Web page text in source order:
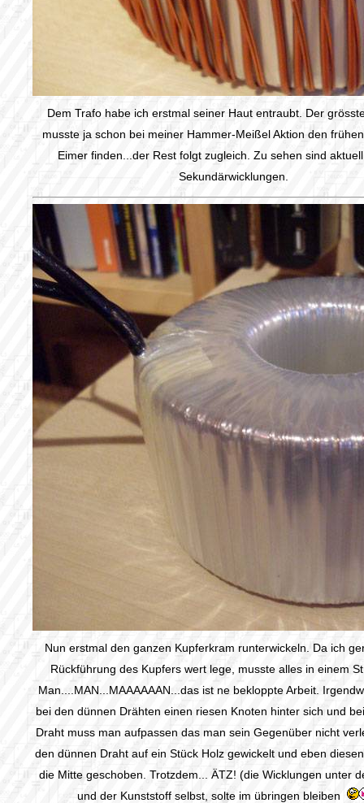
Dem Trafo habe ich erstmal seiner Haut entraubt. Der
musste ja schon bei meiner Hammer-Meißel Aktion den
Eimer finden...der Rest folgt zugleich. Zu sehen sind
Sekundärwicklungen.
Nun erstmal den ganzen Kupferkram runterwickeln. Da ich
Rückführung des Kupfers wert lege, musste alles in einem
Man....MAN...MAAAAAAN...das ist ne bekloppte Arbeit.
bei den dünnen Drähten einen riesen Knoten hinter sich und
Draht muss man aufpassen das man sein Gegenüber nicht
den dünnen Draht auf ein Stück Holz gewickelt und eben
die Mitte geschoben. Trotzdem... ÄTZ! (die Wicklungen unter
und der Kunststoff selbst, solte im übringen bleiben